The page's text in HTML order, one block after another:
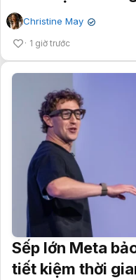
Christine May ✔
1 giờ trước
Sếp lớn Meta
tiết kiệm thời